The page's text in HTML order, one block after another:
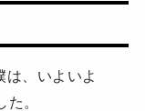
は、いよいよ
。